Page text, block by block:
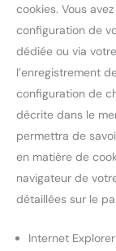
cookies. Vous
configuration de
dédiée ou via
l’enregistrement
configuration de
décrite dans le
permettra de
en matière de
navigateur de
détaillées sur le
Internet Explorer